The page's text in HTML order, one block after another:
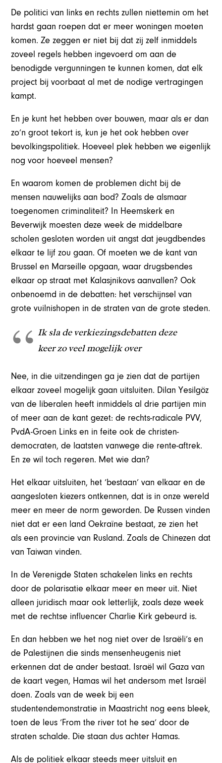
De politici van links en rechts zullen niettemin om het
hardst gaan roepen dat er meer woningen moeten
komen. Ze zeggen er niet bij dat zij zelf inmiddels
zoveel regels hebben ingevoerd om aan de
benodigde vergunningen te kunnen komen, dat elk
project bij voorbaat al met de nodige vertragingen
kampt.
En je kunt het hebben over bouwen, maar als er dan
zo’n groot tekort is, kun je het ook hebben over
bevolkingspolitiek. Hoeveel plek hebben we eigenlijk
nog voor hoeveel mensen?
En waarom komen de problemen dicht bij de
mensen nauwelijks aan bod? Zoals de alsmaar
toegenomen criminaliteit? In Heemskerk en
Beverwijk moesten deze week de middelbare
scholen gesloten worden uit angst dat jeugdbendes
elkaar te lijf zou gaan. Of moeten we de kant van
Brussel en Marseille opgaan, waar drugsbendes
elkaar op straat met Kalasjnikovs aanvallen? Ook
onbenoemd in de debatten: het verschijnsel van
grote vuilnishopen in de straten van de grote steden.
Ik sla de verkiezingsdebatten deze
keer zo veel mogelijk over
Nee, in die uitzendingen ga je zien dat de partijen
elkaar zoveel mogelijk gaan uitsluiten. Dilan Yesilgöz
van de liberalen heeft inmiddels al drie partijen min
of meer aan de kant gezet: de rechts-radicale PVV,
PvdA-Groen Links en in feite ook de christen-
democraten, de laatsten vanwege die rente-aftrek.
En ze wil toch regeren. Met wie dan?
Het elkaar uitsluiten, het ‘bestaan’ van elkaar en de
aangesloten kiezers ontkennen, dat is in onze wereld
meer en meer de norm geworden. De Russen vinden
niet dat er een land Oekraïne bestaat, ze zien het
als een provincie van Rusland. Zoals de Chinezen dat
van Taiwan vinden.
In de Verenigde Staten schakelen links en rechts
door de polarisatie elkaar meer en meer uit. Niet
alleen juridisch maar ook letterlijk, zoals deze week
met de rechtse influencer Charlie Kirk gebeurd is.
En dan hebben we het nog niet over de Israëli’s en
de Palestijnen die sinds mensenheugenis niet
erkennen dat de ander bestaat. Israël wil Gaza van
de kaart vegen, Hamas wil het andersom met Israël
doen. Zoals van de week bij een
studentendemonstratie in Maastricht nog eens bleek,
toen de leus ‘From the river tot he sea’ door de
straten schalde. Die staan dus achter Hamas.
Als de politiek elkaar steeds meer uitsluit en